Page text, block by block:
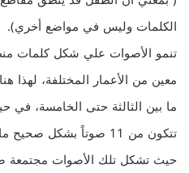
الكلمات وليس في مواضع أخري).
تنمو الأصوات علي شكل كلمات
ما بين الثالثة حتى الخامسة، في
تتكون من 11 صوتاً بشكل
حيث تشكل تلك الأصوات مجتمعة